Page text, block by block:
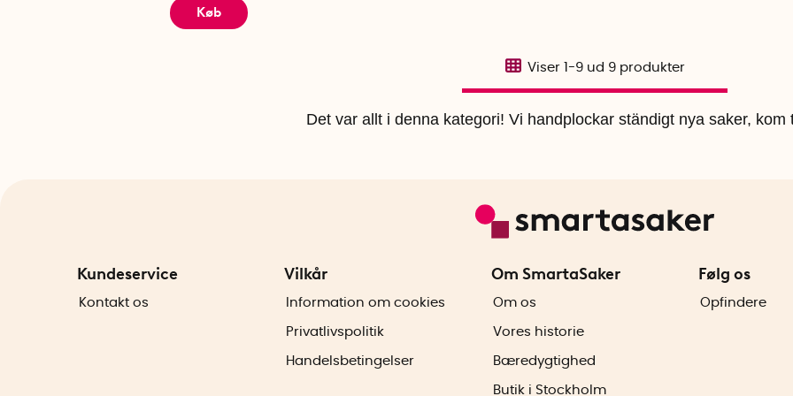
Køb
Det var allt i denna kategori! Vi handplockar ständigt nya saker, kom
Viser 1-9ud 9produkter
Kundeservice
Kontakt os
Vilkår
Information om cookies
Privatlivspolitik
Handelsbetingelser
Om SmartaSaker
Om os
Vores historie
Bæredygtighed
Butik i Stockholm
Følg os
Opfindere